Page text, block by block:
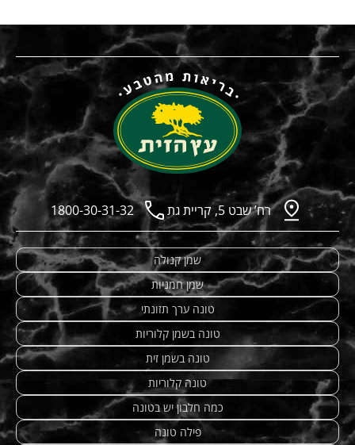
רח’ שבט 5, קריית גת 1800-30-31-32
שמן קנולה
שמן חמניות
טונה ערך תזונתי
טונה בשמן קלוריות
טונה בשמן זית
טונה קלוריות
כמה חלבון יש בטונה
פילה טונה